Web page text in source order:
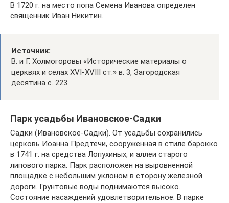
В 1720 г. на место попа Семена Иванова определен
священник Иван Никитин.
Источник:
В. и Г. Холмогоровы «Исторические материалы о
церквях и селах XVI-XVIII ст.» в. 3, Загородская
десятина с. 223
Парк усадьбы Ивановское-Садки
Садки (Ивановское-Садки). От усадьбы сохранились
церковь Иоанна Предтечи, сооруженная в стиле барокко
в 1741 г. на средства Лопухиных, и аллеи старого
липового парка. Парк расположен на выровненной
площадке с небольшим уклоном в сторону железной
дороги. Грунтовые воды поднимаются высоко.
Состояние насаждений удовлетворительное. В парке